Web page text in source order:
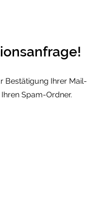
Bestätigung Ihrer Mail-
Spam-Ordner.